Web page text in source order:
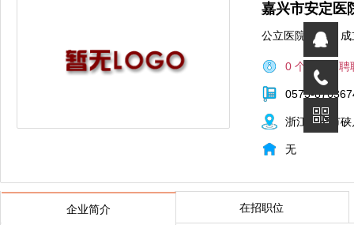
嘉兴市安定医
公立医院 |
0 个正在招聘
0573-
浙江海宁市
无
企业简介 在招职位